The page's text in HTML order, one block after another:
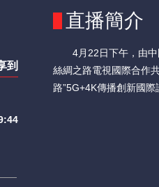
到
直播簡介
4月22日下午，由
絲綢之路電視國際合作
路”5G+4K傳播創新國際